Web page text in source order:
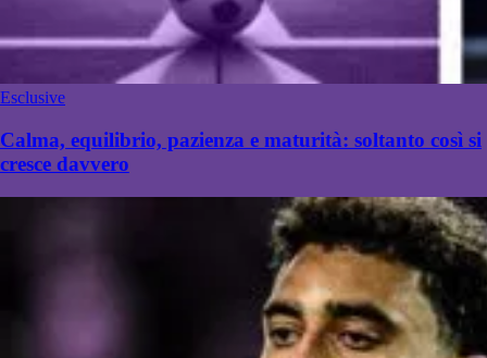
Esclusive
Calma, equilibrio, pazienza e maturità: soltanto così si
cresce davvero